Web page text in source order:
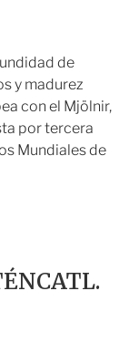
de
y madurez
con el Mjölnir,
por tercera
Mundiales de